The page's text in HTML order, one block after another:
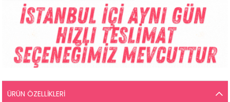
ÜRÜN ÖZELLIKLERI